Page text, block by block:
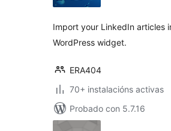
Import your LinkedIn articles
WordPress widget.
ERA404
70+ instalacións activas
Probado con 5.7.16